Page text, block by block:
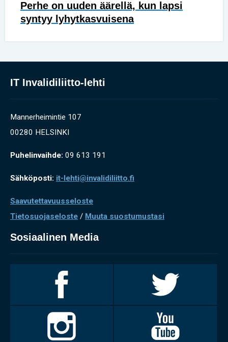
Perhe on uuden äärellä, kun lapsi
syntyy lyhytkasvuisena
IT Invalidiliitto-lehti
Mannerheimintie 107
00280 HELSINKI
Puhelinvaihde: 09 613 191
Sähköposti: it-lehti@invalidiliitto.fi
Saavutettavuusseloste
Tietosuojaseloste / Muuta suostumustasi
Sosiaalinen Media
Facebookissa
Twitterissä
Invalidiliitto
Instagramissa
Youtubessa